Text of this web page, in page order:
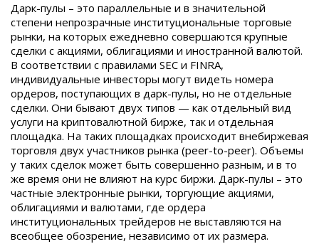
Дарк-пулы – это параллельные и в значительной
степени непрозрачные институциональные торговые
рынки, на которых ежедневно совершаются крупные
сделки с акциями, облигациями и иностранной валютой.
В соответствии с правилами SEC и FINRA,
индивидуальные инвесторы могут видеть номера
ордеров, поступающих в дарк-пулы, но не отдельные
сделки. Они бывают двух типов — как отдельный вид
услуги на криптовалютной бирже, так и отдельная
площадка. На таких площадках происходит внебиржевая
торговля двух участников рынка (peer-to-peer). Объемы
у таких сделок может быть совершенно разным, и в то
же время они не влияют на курс биржи. Дарк-пулы – это
частные электронные рынки, торгующие акциями,
облигациями и валютами, где ордера
институциональных трейдеров не выставляются на
всеобщее обозрение, независимо от их размера.